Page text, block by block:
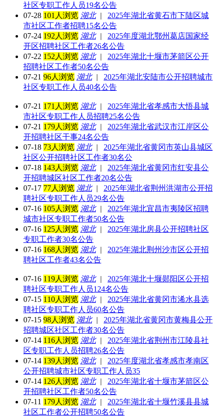
社区专职工作人员19名公告
07-28 101人浏览 湖北|
2025年湖北省黄石市下陆区城
市社区工作者招聘15名公告
07-24 192人浏览 湖北|
2025年度湖北鄂州葛店国家经
开区招聘社区工作者26名公告
07-22 152人浏览 湖北|
2025年湖北十堰市茅箭区公开
招聘社区工作者50名公告
07-21 96人浏览 湖北|
2025年湖北安陆市公开招聘城市
社区专职工作人员40名公告
07-21 171人浏览 湖北|
2025年湖北省孝感市大悟县城
市社区专职工作人员招聘25名公告
07-21 179人浏览 湖北|
2025年湖北省武汉市江岸区公
开招聘社区干事24名公告
07-18 73人浏览 湖北|
2025年湖北省黄冈市英山县城区
社区公开招聘社区工作者30名公
07-18 143人浏览 湖北|
2025年湖北省黄冈市红安县公
开招聘城区社区工作者20名公告
07-17 77人浏览 湖北|
2025年湖北省荆州洪湖市公开招
聘社区专职工作人员29名公告
07-16 105人浏览 湖北|
2025年湖北宜昌市夷陵区招聘
城市社区专职工作者50名公告
07-16 125人浏览 湖北|
2025年湖北房县公开招聘社区
专职工作者30名公告
07-16 168人浏览 湖北|
2025年湖北荆州沙市区公开招
聘社区工作者43名公告
07-16 119人浏览 湖北|
2025年湖北十堰郧阳区公开招
聘社区专职工作人员124名公告
07-15 110人浏览 湖北|
2025年湖北省黄冈市浠水县选
聘社区专职工作人员60名公告
07-15 98人浏览 湖北|
2025年湖北省黄冈市黄梅县公开
招聘城区社区工作者30名公告
07-14 116人浏览 湖北|
2025年湖北省荆州市江陵县社
区专职工作人员招聘26名公告
07-14 139人浏览 湖北|
2025年度湖北省孝感市孝南区
公开招聘城市社区专职工作人员35
07-14 126人浏览 湖北|
2025年湖北省十堰市茅箭区公
开招聘社区工作者50名公告
07-11 179人浏览 湖北|
2025年湖北省十堰竹溪县县城
社区工作者公开招聘50名公告